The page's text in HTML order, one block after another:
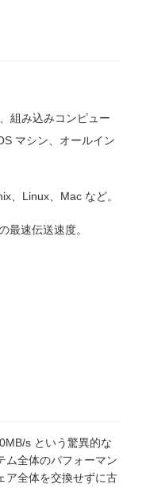
組み込みコンピュー
マシン、オールイン
、Linux、Mac など。
最速伝送速度。
s という驚異的な
ム全体のパフォーマン
ア全体を交換せずに古